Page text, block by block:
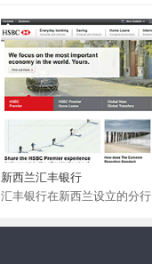
新西兰汇丰银行
汇丰银行在新西兰设立的分行